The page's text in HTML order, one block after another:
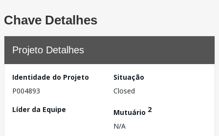
Chave Detalhes
Projeto Detalhes
Identidade do Projeto
P004893
Situação
Closed
Líder da Equipe
Mutuário 2
N/A